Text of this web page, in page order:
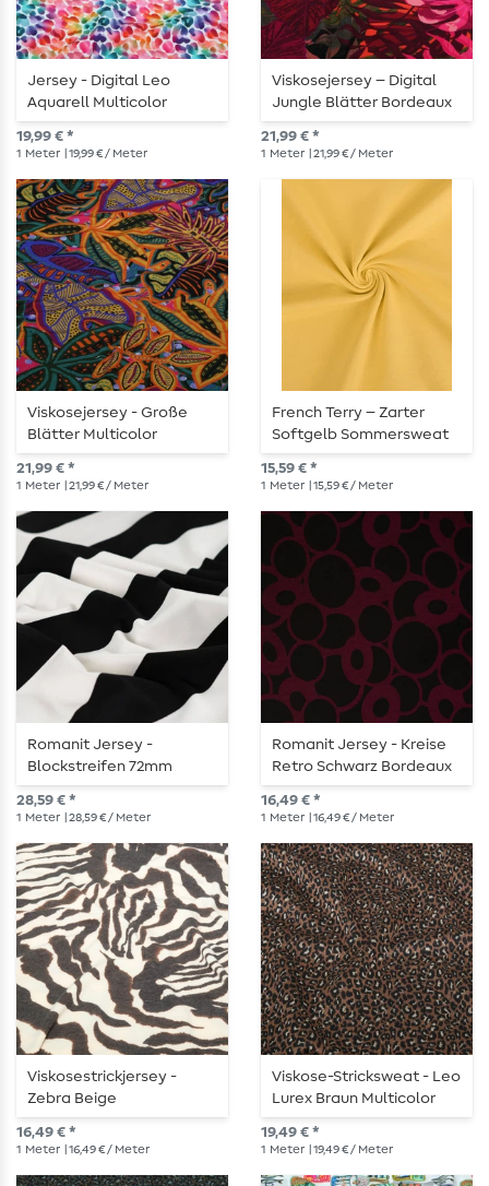
Jersey - Digital Leo
Aquarell Multicolor
19,99 € *
1 Meter | 19,99 € / Meter
Viskosejersey – Digital
Jungle Blätter Bordeaux
Khaki
21,99 € *
1 Meter | 21,99 € / Meter
Viskosejersey - Große
Blätter Multicolor
21,99 € *
1 Meter | 21,99 € / Meter
French Terry – Zarter
Softgelb Sommersweat
15,59 € *
1 Meter | 15,59 € / Meter
Romanit Jersey -
Blockstreifen 72mm
Schwarz Ecru
Garngefärbt
28,59 € *
1 Meter | 28,59 € / Meter
Romanit Jersey - Kreise
Retro Schwarz Bordeaux
16,49 € *
1 Meter | 16,49 € / Meter
Viskosestrickjersey -
Zebra Beige
16,49 € *
1 Meter | 16,49 € / Meter
Viskose-Stricksweat - Leo
Lurex Braun Multicolor
19,49 € *
1 Meter | 19,49 € / Meter